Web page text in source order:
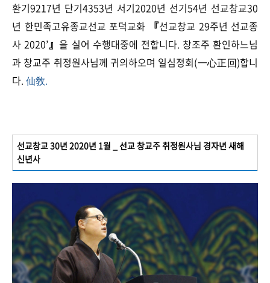
환기9217년 단기4353년 서기2020년 선기54년 선교창교30
년 한민족고유종교선교 포덕교화
『선교창교 29주년 선교종
사 2020’』을 실어 수행대중에 전합니다. 창조주 환인하느님
과 창교주 취정원사님께 귀의하오며 일심정회(一心正回)합니
다. 仙敎.
선교창교 30년 2020년 1월 _ 선교 창교주 취정원사님 경자년 새해
신년사